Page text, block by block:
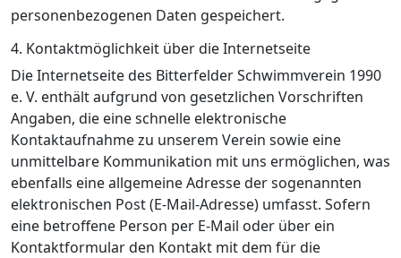
personenbezogenen Daten gespeichert.
4. Kontaktmöglichkeit über die Internetseite
Die Internetseite des Bitterfelder Schwimmverein 1990
e. V. enthält aufgrund von gesetzlichen Vorschriften
Angaben, die eine schnelle elektronische
Kontaktaufnahme zu unserem Verein sowie eine
unmittelbare Kommunikation mit uns ermöglichen, was
ebenfalls eine allgemeine Adresse der sogenannten
elektronischen Post (E-Mail-Adresse) umfasst. Sofern
eine betroffene Person per E-Mail oder über ein
Kontaktformular den Kontakt mit dem für die